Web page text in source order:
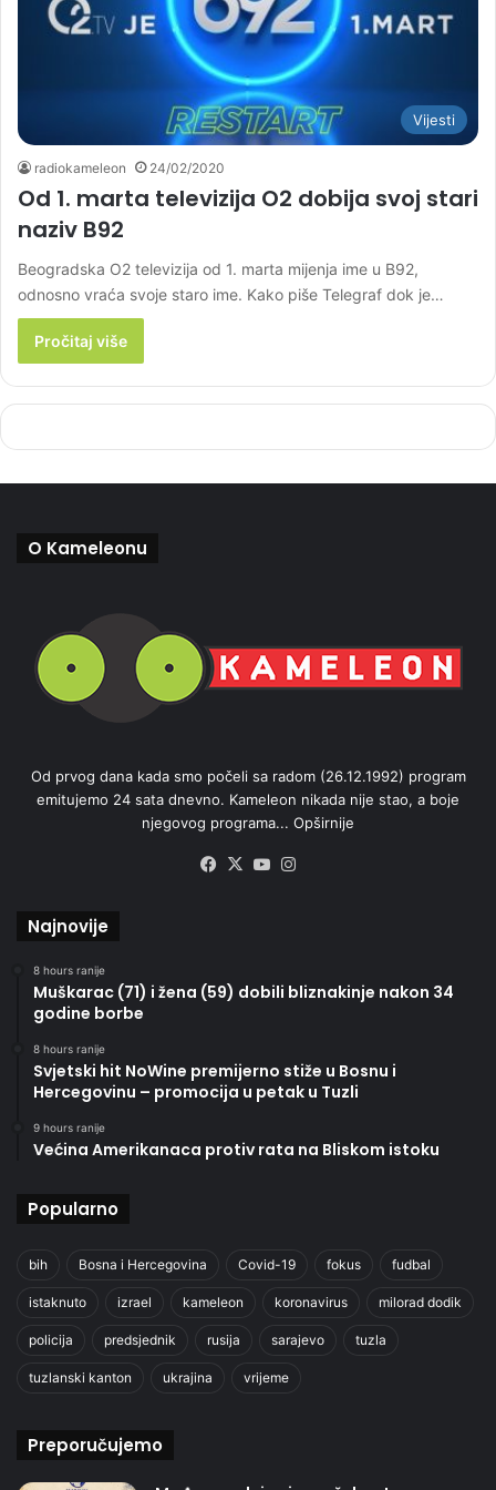
Vijesti
radiokameleon 24/02/2020
Od 1. marta televizija O2 dobija svoj stari
naziv B92
Beogradska O2 televizija od 1. marta mijenja ime u B92,
odnosno vraća svoje staro ime. Kako piše Telegraf dok je…
Pročitaj više
O Kameleonu
Od prvog dana kada smo počeli sa radom (26.12.1992) program
emitujemo 24 sata dnevno. Kameleon nikada nije stao, a boje
njegovog programa... Opširnije
Facebook
X YouTube
Najnovije
8 hours ranije
Muškarac (71) i žena (59) dobili bliznakinje nakon 34
godine borbe
8 hours ranije
Svjetski hit NoWine premijerno stiže u Bosnu i
Hercegovinu – promocija u petak u Tuzli
9 hours ranije
Većina Amerikanaca protiv rata na Bliskom istoku
Popularno
bih Bosna i Hercegovina Covid-19 fokus fudbal
istaknuto izrael kameleon koronavirus milorad dodik
policija predsjednik rusija sarajevo tuzla
tuzlanski kanton ukrajina vrijeme
Preporučujemo